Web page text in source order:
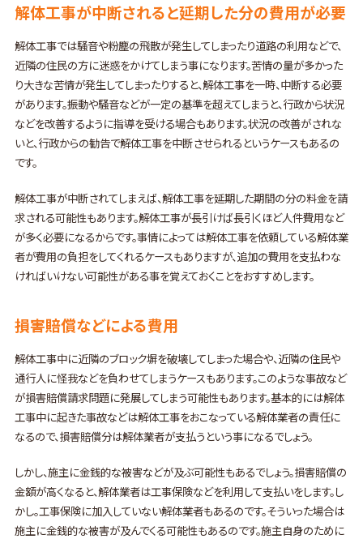
解体工事が中断されると延期した分の費用が必要
解体工事では騒音や粉塵の飛散が発生してしまったり道路の利用などで、
近隣の住民の方に迷惑をかけてしまう事になります。苦情の量が多かった
り大きな苦情が発生してしまったりすると、解体工事を一時、中断する必要
があります。振動や騒音などが一定の基準を超えてしまうと、行政から状況
などを改善するように指導を受ける場合もあります。状況の改善がされな
いと、行政からの勧告で解体工事を中断させられるというケースもあるの
です。
解体工事が中断されてしまえば、解体工事を延期した期間の分の料金を請
求される可能性もあります。解体工事が長引けば長引くほど人件費用など
が多く必要になるからです。事情によっては解体工事を依頼している解体業
者が費用の負担をしてくれるケースもありますが、追加の費用を支払わな
ければいけない可能性がある事を覚えておくことをおすすめします。
損害賠償などによる費用
解体工事中に近隣のブロック塀を破壊してしまった場合や、近隣の住民や
通行人に怪我などを負わせてしまうケースもあります。このような事故など
が損害賠償請求問題に発展してしまう可能性もあります。基本的には解体
工事中に起きた事故などは解体工事をおこなっている解体業者の責任に
なるので、損害賠償分は解体業者が支払うという事になるでしょう。
しかし、施主に金銭的な被害などが及ぶ可能性もあるでしょう。損害賠償の
金額が高くなると、解体業者は工事保険などを利用して支払いをします。し
かし。工事保険に加入していない解体業者もあるのです。そういった場合は
施主に金銭的な被害が及んでくる可能性もあるのです。施主自身のために